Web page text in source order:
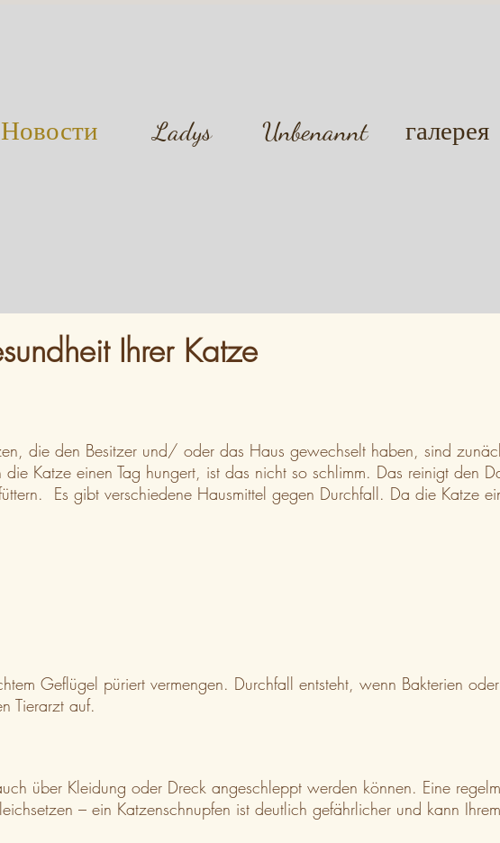
Новости Ladys Unbenannt галерея
Ihrer Katze
die den Besitzer und/ oder das Haus gewechselt haben, sind
Katze einen Tag hungert, ist das nicht so schlimm. Das reinigt den
Es gibt verschiedene Hausmittel gegen Durchfall. Da die Katze
Geflügel püriert vermengen. Durchfall entsteht, wenn Bakterien
Tierarzt auf.
über Kleidung oder Dreck angeschleppt werden können. Eine
– ein Katzenschnupfen ist deutlich gefährlicher und kann